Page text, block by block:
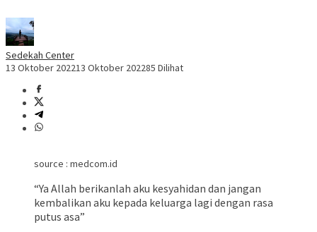
Sedekah Center
13 Oktober 202213 Oktober 202285 Dilihat
source : medcom.id
“Ya Allah berikanlah aku kesyahidan dan jangan
kembalikan aku kepada keluarga lagi dengan rasa
putus asa”